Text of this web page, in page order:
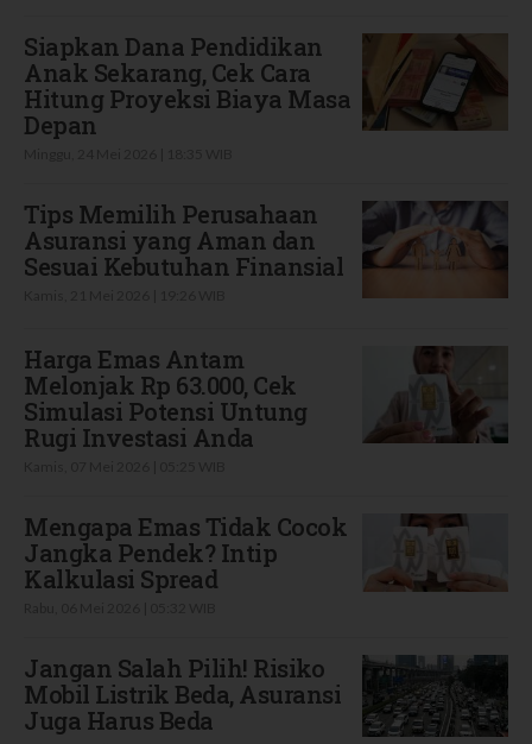
Siapkan Dana Pendidikan
Anak Sekarang, Cek Cara
Hitung Proyeksi Biaya Masa
Depan
Tips Memilih Perusahaan
Asuransi yang Aman dan
Sesuai Kebutuhan Finansial
Harga Emas Antam
Melonjak Rp 63.000, Cek
Simulasi Potensi Untung
Rugi Investasi Anda
Mengapa Emas Tidak Cocok
Jangka Pendek? Intip
Kalkulasi Spread
Jangan Salah Pilih! Risiko
Mobil Listrik Beda, Asuransi
Juga Harus Beda